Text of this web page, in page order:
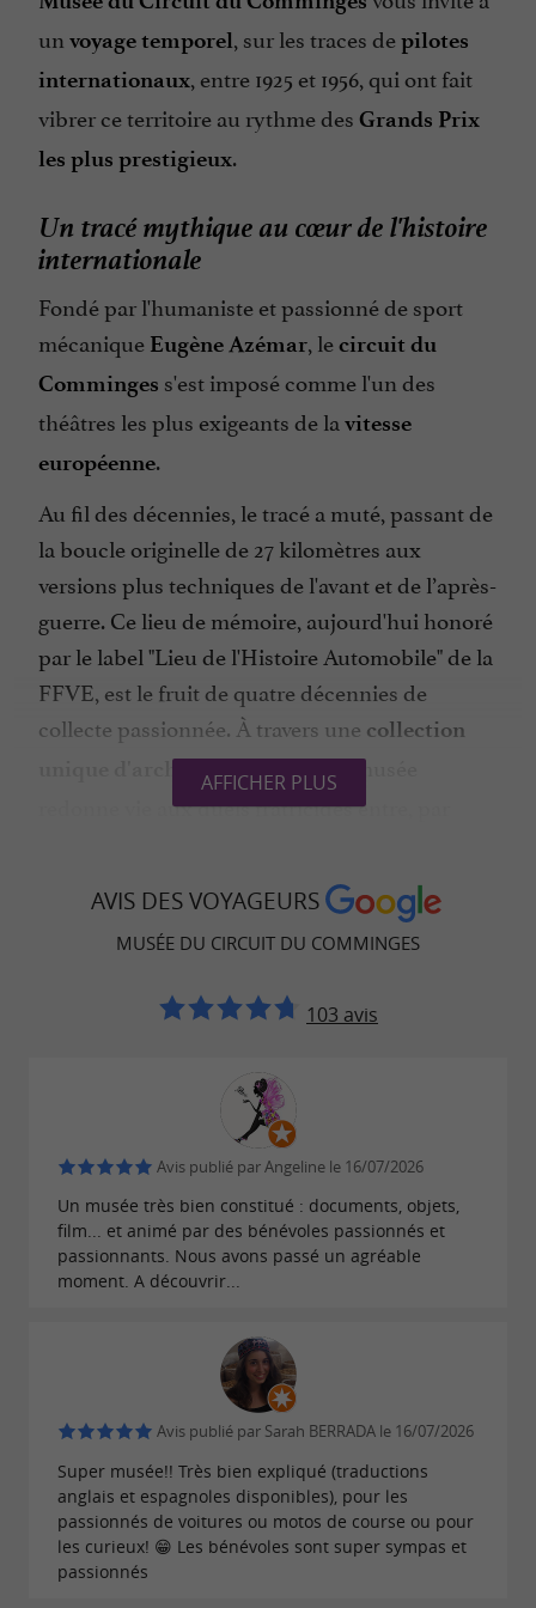
un voyage temporel, sur les traces depilotes
internationaux, entre 1925 et 1956, qui ont fait
vibrer ce territoire au rythme des Grands Prix
les plus prestigieux.
Un tracé mythique au cœur de l'histoire
internationale
Fondé par l'humaniste et passionné de sport
mécanique Eugène Azémar, lecircuit du
Comminges s'est imposé comme l'un des
théâtres les plus exigeants de la vitesse
européenne.
Au fil des décennies, le tracé a muté, passant de
la boucle originelle de 27 kilomètres aux
versions plus techniques de l'avant et de l’après-
guerre. Ce lieu de mémoire, aujourd'hui honoré
par le label "Lieu de l'Histoire Automobile" de la
FFVE, est le fruit de quatre décennies de
collecte passionnée. À travers une collection
unique d'archives mondiales , le musée
redonne vie aux duels fratricides entre, par
, et rappelle l'élégance brute
des machines qui ont foulé le bitume
commingeois lors des épreuves de l'ACF
(Automobile Club de France).
automobile et de la transmission
Bien plus qu'une simple exposition de
documents, le musée se veut unespace de
transmissionoù l'émotion des paddocks
d'autrefois est palpable. Lascénographie
immersivepermet de plonger dans l'intimité
des champions tels que Sommer
, dont les exploits sont immortalisés par
affiches d'époque, des
des
L'établissement met en lumière l'évolution
tragique et fascinante de lasécuritéen course,
expliquant avec
pourquoi cette
AFFICHER PLUS
AVIS DES VOYAGEURS
MUSÉE DU CIRCUIT DU COMMINGES
103 avis
Avis publié par Angeline le 16/07/2026
Un musée très bien constitué : documents, objets,
film... et animé par des bénévoles passionnés et
passionnants. Nous avons passé un agréable
moment. A découvrir...
Avis publié par Sarah BERRADA le 16/07/2026
Super musée!! Très bien expliqué (traductions
anglais et espagnoles disponibles), pour les
passionnés de voitures ou motos de course ou pour
les curieux! 😁 Les bénévoles sont super sympas et
passionnés